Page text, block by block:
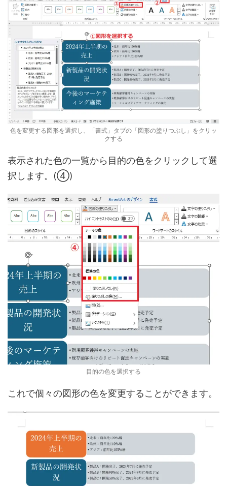
色を変更する図形を選択し、「書式」タブの「図形の塗りつぶし」をクリッ
クする
表示された色の一覧から目的の色をクリックして選
択します。(④)
目的の色を選択する
これで個々の図形の色を変更することができます。